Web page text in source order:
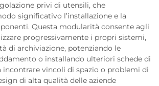
privi di utensili, che
significativo l’installazione e la
Questa modularità consente agli
progressivamente i propri sistemi,
di archiviazione, potenziando le
o installando ulteriori schede di
incontrare vincoli di spazio o problemi di
di alta qualità delle aziende